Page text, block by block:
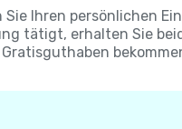
Sie Ihren persönlichen
tätigt, erhalten Sie